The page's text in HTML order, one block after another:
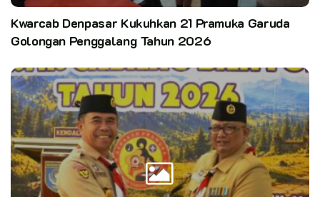
Kwarcab Denpasar Kukuhkan 21 Pramuka Garuda
Golongan Penggalang Tahun 2026